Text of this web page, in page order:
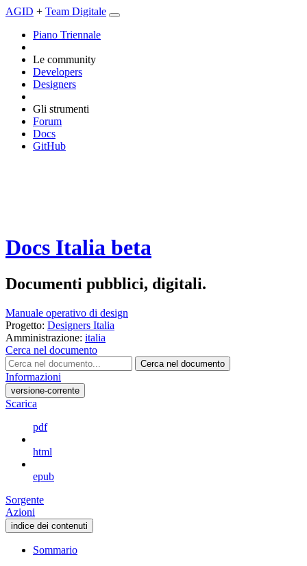
AGID + Team Digitale
Piano Triennale
Le community
Developers
Designers
Gli strumenti
Forum
Docs
GitHub
Docs Italia beta
Documenti pubblici, digitali.
Manuale operativo di design
Progetto: Designers Italia
Amministrazione: italia
Cerca nel documento
Cerca nel documento
Informazioni
versione-corrente
Scarica
pdf
html
epub
Sorgente
Azioni
indice dei contenuti
Sommario